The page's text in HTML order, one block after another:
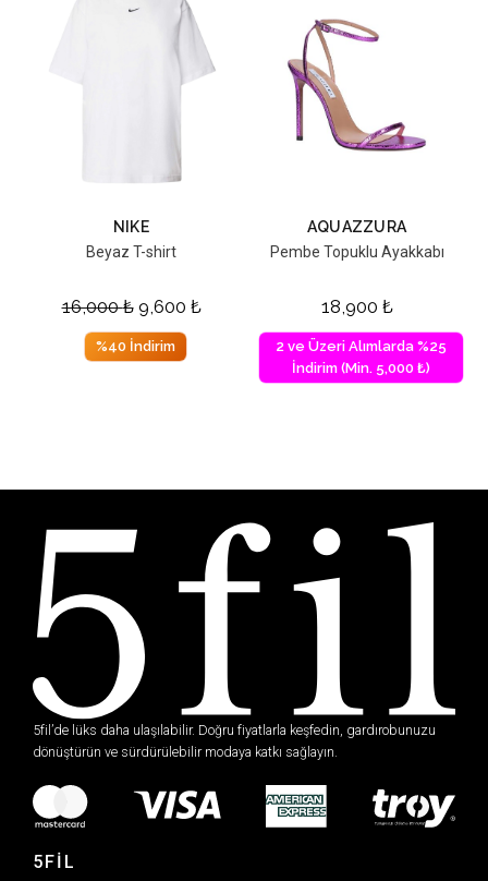
NIKE
Beyaz T-shirt
16,000₺ 9,600 ₺
%40 İndirim
AQUAZZURA
Pembe Topuklu Ayakkabı
18,900 ₺
2 ve Üzeri Alımlarda %25
İndirim (Min. 5,000 ₺)
5fil’de lüks daha ulaşılabilir. Doğru fiyatlarla keşfedin, gardırobunuzu
dönüştürün ve sürdürülebilir modaya katkı sağlayın.
5FİL